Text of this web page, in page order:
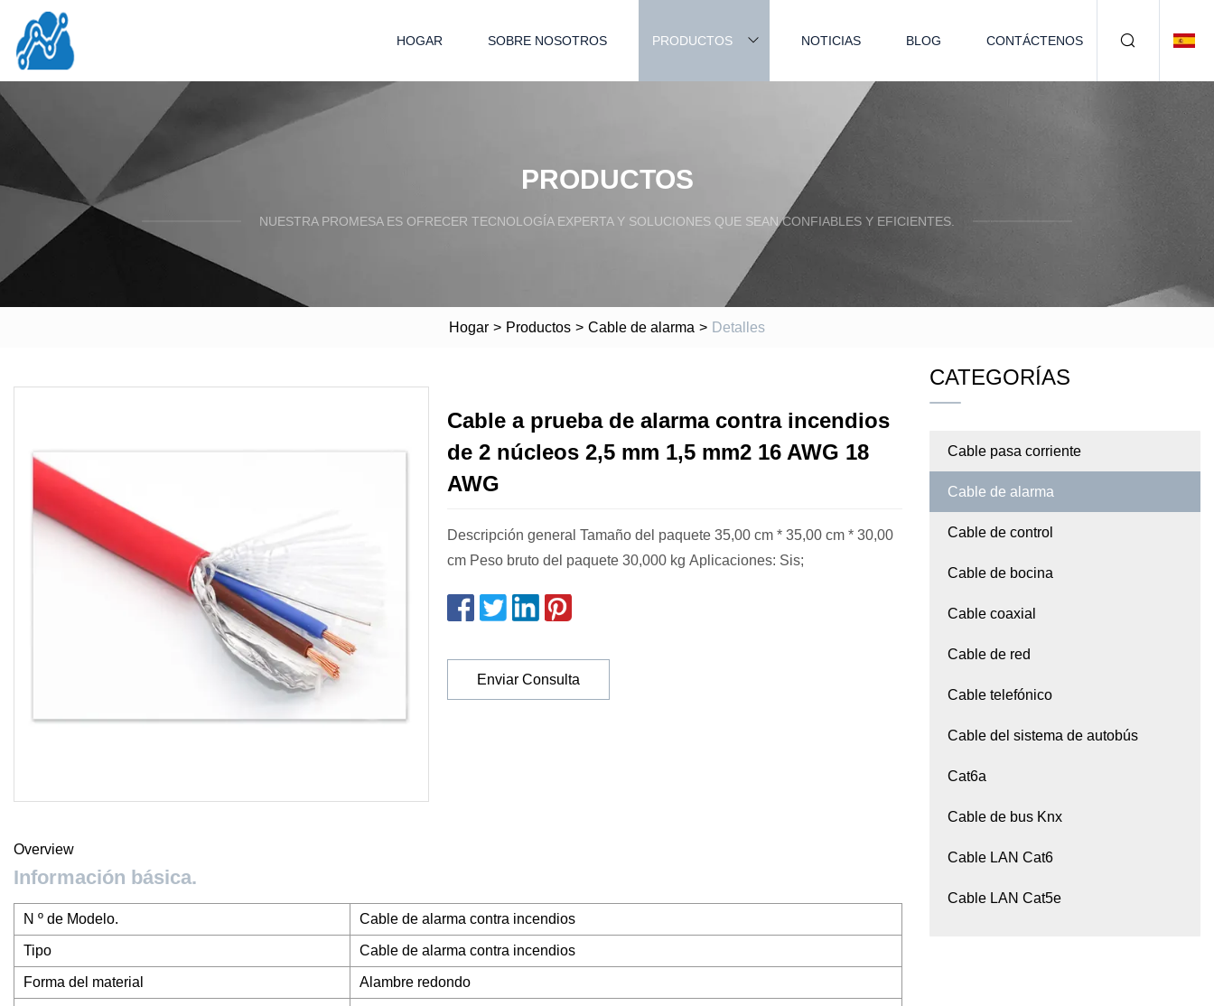
HOGAR SOBRE NOSOTROS PRODUCTOS NOTICIAS BLOG CONTÁCTENOS
PRODUCTOS
NUESTRA PROMESA ES OFRECER TECNOLOGÍA EXPERTA Y SOLUCIONES QUE SEAN CONFIABLES Y EFICIENTES.
Hogar > Productos > Cable de alarma > Detalles
Cable a prueba de alarma contra incendios
de 2 núcleos 2,5 mm 1,5 mm2 16 AWG 18
AWG
Descripción general Tamaño del paquete 35,00 cm * 35,00 cm * 30,00
cm Peso bruto del paquete 30,000 kg Aplicaciones: Sis;
Enviar Consulta
Overview
Información básica.
N º de Modelo. Cable de alarma contra incendios
Tipo Cable de alarma contra incendios
Forma del material Alambre redondo
CATEGORÍAS
Cable pasa corriente
Cable de alarma
Cable de control
Cable de bocina
Cable coaxial
Cable de red
Cable telefónico
Cable del sistema de autobús
Cat6a
Cable de bus Knx
Cable LAN Cat6
Cable LAN Cat5e